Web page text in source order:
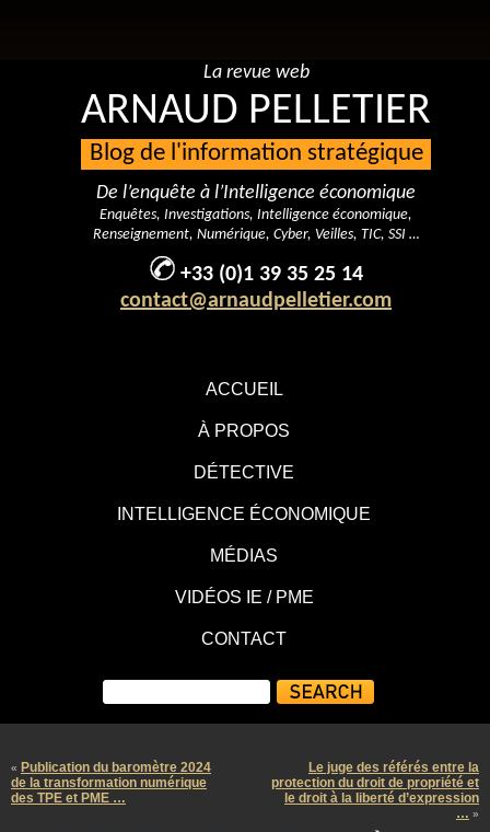
ACCUEIL
À PROPOS
DÉTECTIVE
INTELLIGENCE ÉCONOMIQUE
MÉDIAS
VIDÉOS IE / PME
CONTACT
La revue web
ARNAUD PELLETIER
Blog de l'information stratégique
De l’enquête à l’Intelligence économique
Enquêtes, Investigations, Intelligence économique,
Renseignement, Numérique, Cyber, Veilles, TIC, SSI …
+33 (0)1 39 35 25 14
contact@arnaudpelletier.com
« Publication du baromètre 2024
de la transformation numérique
des TPE et PME …
Le juge des référés entre la
protection du droit de propriété et
le droit à la liberté d’expression
… »